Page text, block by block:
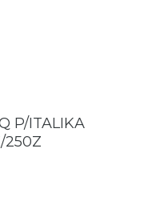
P/ITALIKA
250Z